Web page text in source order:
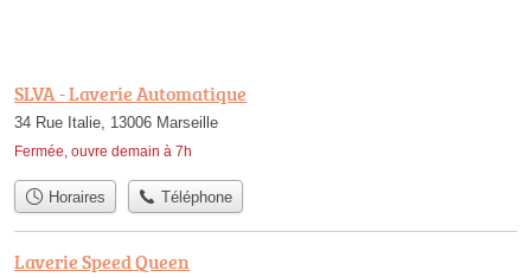
SLVA - Laverie Automatique
34 Rue Italie, 13006 Marseille
Fermée, ouvre demain à 7h
Horaires Téléphone
Laverie Speed Queen